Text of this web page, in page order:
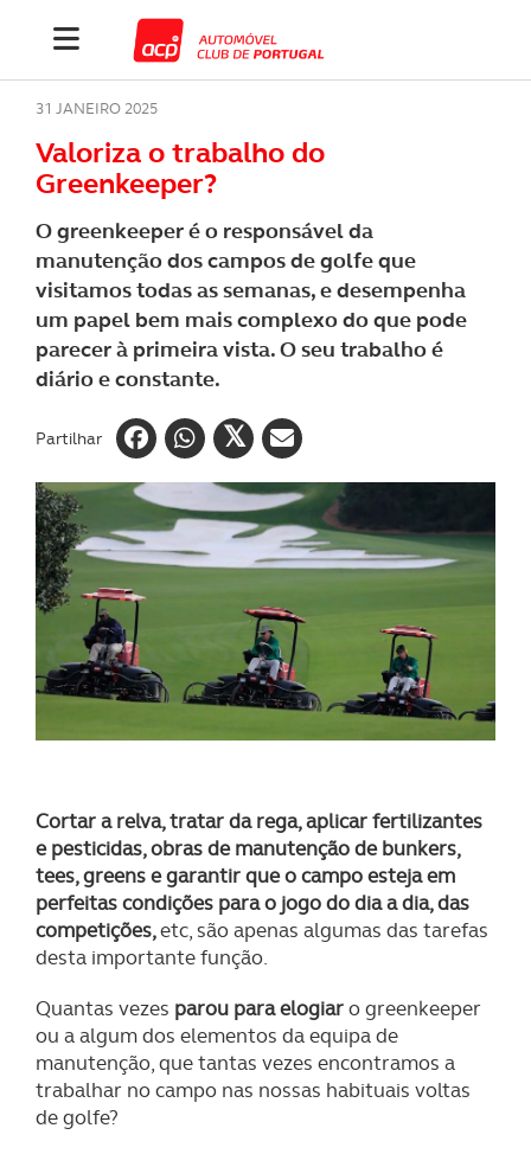
31 JANEIRO 2025
Valoriza o trabalho do
Greenkeeper?
O greenkeeper é o responsável da
manutenção dos campos de golfe que
visitamos todas as semanas, e desempenha
um papel bem mais complexo do que pode
parecer à primeira vista. O seu trabalho é
diário e constante.
Partilhar
Cortar a relva, tratar da rega, aplicar fertilizantes
e pesticidas, obras de manutenção de bunkers,
tees, greens e garantir que o campo esteja em
perfeitas condições para o jogo do dia a dia, das
competições,etc, são apenas algumas das tarefas
desta importante função.
Quantas vezes parou para elogiaro greenkeeper
ou a algum dos elementos da equipa de
manutenção, que tantas vezes encontramos a
trabalhar no campo nas nossas habituais voltas
de golfe?